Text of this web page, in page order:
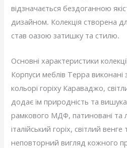
відзначається бездоганною
дизайном. Колекція створена
став оазою затишку та стилю.
Основні характеристики
Корпуси меблів Терра
кольорі горіху Караваджо,
додає їм природність та
рамкового МДФ, патиновані та
італійський горіх, світлий
неповторний вигляд кожного